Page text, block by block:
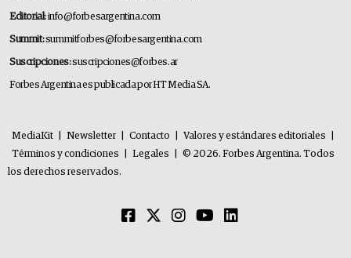
Editorial:info@forbesargentina.com
Summit:summitforbes@forbesargentina.com
Suscripciones:suscripciones@forbes.ar
Forbes Argentina es publicada por HT Media SA.
MediaKit Newsletter Contacto Valores y estándares editoriales
Términos y condiciones
Legales
© 2026. Forbes Argentina. Todos
los derechos reservados.